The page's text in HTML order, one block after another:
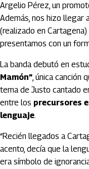
Argelio Pérez, un
Además, nos hizo llegar
(realizado en
presentamos con un
La banda debutó en
Mamón”, única canción
tema de Justo cantado
entre los precursores
lenguaje.
“Recién llegados a
acento, decía que la
era símbolo de